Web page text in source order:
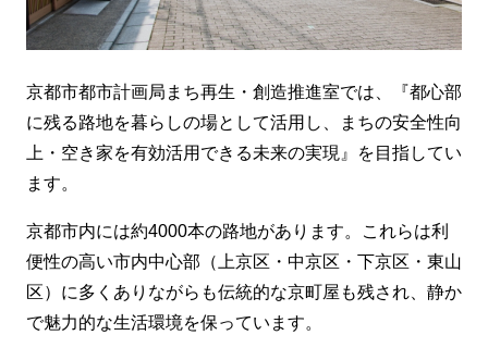
京都市都市計画局まち再生・創造推進室では、『都心部
に残る路地を暮らしの場として活用し、まちの安全性向
上・空き家を有効活用できる未来の実現』を目指してい
ます。
京都市内には約4000本の路地があります。これらは利
便性の高い市内中心部（上京区・中京区・下京区・東山
区）に多くありながらも伝統的な京町屋も残され、静か
で魅力的な生活環境を保っています。